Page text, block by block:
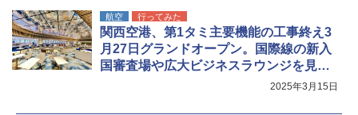
航空 行ってみた
関西空港、第1タミ主要機能の工事終え3
月27日グランドオープン。国際線の新入
国審査場や広大ビジネスラウンジを見て
2025年3月15日